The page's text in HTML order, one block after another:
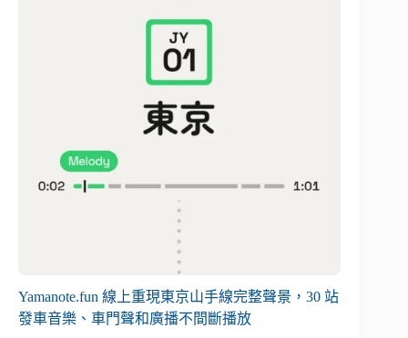
Yamanote.fun 線上重現東京山手線完整聲景，30 站
發車音樂、車門聲和廣播不間斷播放